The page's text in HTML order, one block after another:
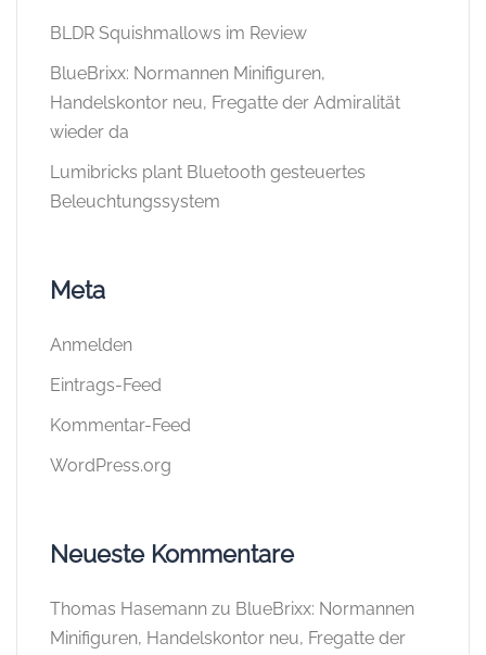
BLDR Squishmallows im Review
BlueBrixx: Normannen Minifiguren,
Handelskontor neu, Fregatte der Admiralität
wieder da
Lumibricks plant Bluetooth gesteuertes
Beleuchtungssystem
Meta
Anmelden
Eintrags-Feed
Kommentar-Feed
WordPress.org
Neueste Kommentare
Thomas Hasemann zu BlueBrixx: Normannen
Minifiguren, Handelskontor neu, Fregatte der